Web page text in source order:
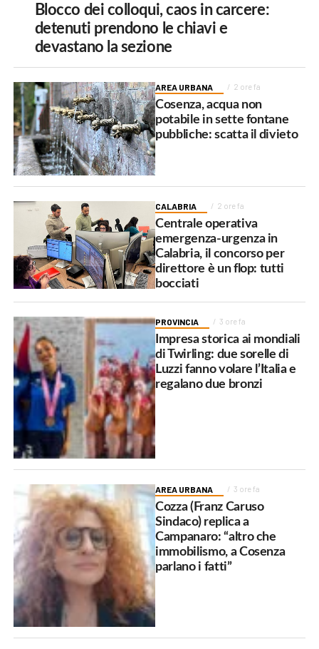
Blocco dei colloqui, caos in carcere:
detenuti prendono le chiavi e
devastano la sezione
AREA URBANA 2 ore fa
Cosenza, acqua non
potabile in sette fontane
pubbliche: scatta il divieto
CALABRIA 2 ore fa
Centrale operativa
emergenza-urgenza in
Calabria, il concorso per
direttore è un flop: tutti
bocciati
PROVINCIA 3 ore fa
Impresa storica ai mondiali
di Twirling: due sorelle di
Luzzi fanno volare l’Italia e
regalano due bronzi
AREA URBANA 3 ore fa
Cozza (Franz Caruso
Sindaco) replica a
Campanaro: “altro che
immobilismo, a Cosenza
parlano i fatti”